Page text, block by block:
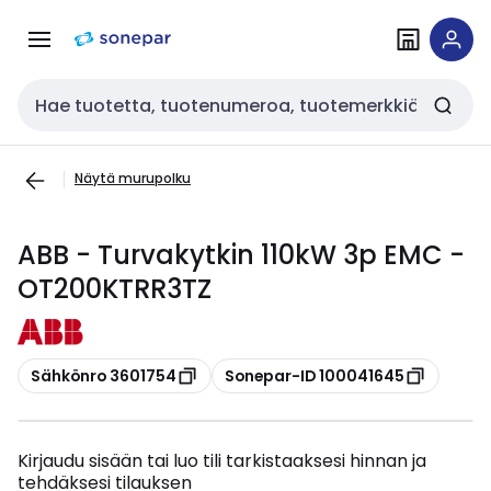
navigointiinsisältöön
Haku
Näytä murupolku
ABB - Turvakytkin 110kW 3p EMC -
OT200KTRR3TZ
Kopioi
Sähkönro 3601754 Kopioi
Sonepar-ID 100041645
Kirjaudu sisään tai luo tili tarkistaaksesi hinnan ja
tehdäksesi tilauksen